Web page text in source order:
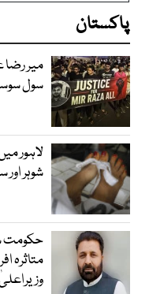
پاکستان
میر
سول
شوہر
حکومت
متاثرہ